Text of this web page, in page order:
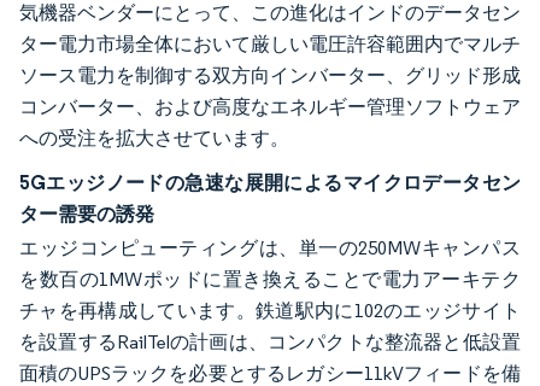
気機器ベンダーにとって、この進化はインドのデータセン
ター電力市場全体において厳しい電圧許容範囲内でマルチ
ソース電力を制御する双方向インバーター、グリッド形成
コンバーター、および高度なエネルギー管理ソフトウェア
への受注を拡大させています。
5Gエッジノードの急速な展開によるマイクロデータセン
ター需要の誘発
エッジコンピューティングは、単一の250MWキャンパス
を数百の1MWポッドに置き換えることで電力アーキテク
チャを再構成しています。鉄道駅内に102のエッジサイト
を設置するRailTelの計画は、コンパクトな整流器と低設置
面積のUPSラックを必要とするレガシー11kVフィードを備